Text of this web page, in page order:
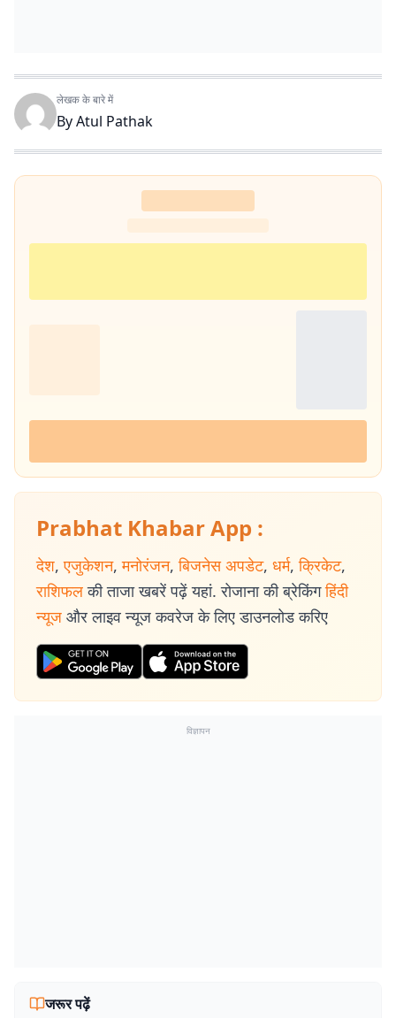
लेखक के बारे में
ByAtul Pathak
Prabhat Khabar App :
देश, एजुकेशन, मनोरंजन, बिजनेस अपडेट, धर्म, क्रिकेट,
राशिफल की ताजा खबरें पढ़ें यहां. रोजाना की ब्रेकिंग हिंदी
न्यूज और लाइव न्यूज कवरेज के लिए डाउनलोड करिए
विज्ञापन
जरूर पढ़ें